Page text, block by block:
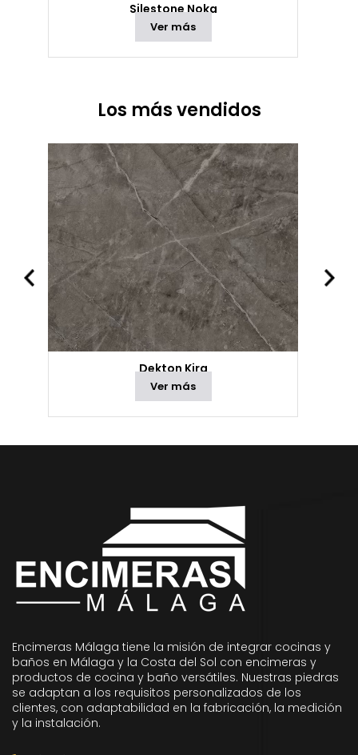
Silestone Noka
Ver más
Los más vendidos
Dekton Kira
Ver más
Encimeras Málaga tiene la misión de integrar cocinas y
baños en Málaga y la Costa del Sol con encimeras y
productos de cocina y baño versátiles. Nuestras piedras
se adaptan a los requisitos personalizados de los
clientes, con adaptabilidad en la fabricación, la medición
y la instalación.